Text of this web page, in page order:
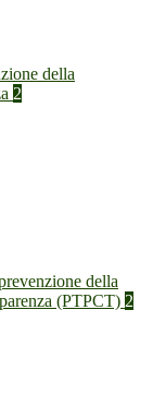
della
2
della
(PTPCT) 2